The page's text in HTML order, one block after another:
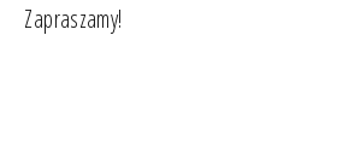
Zapraszamy!